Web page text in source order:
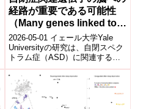
経路が重要である可能性
（Many genes linked to
autism may act via brain
pathways）
2026-05-01 イェール大学Yale
Universityの研究は、自閉スペク
トラム症（ASD）に関連する多
数の遺伝子について、それぞれ
の個別作用よりも「...